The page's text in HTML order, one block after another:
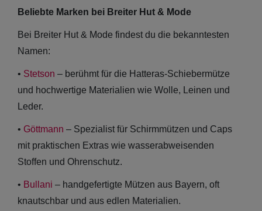
Sale: Caps
Baseball
Caps
Sale: Army
Caps
Beliebte Marken bei Breiter Hut & Mode
Bei Breiter Hut & Mode findest du die bekanntesten
Namen:
• Stetson – berühmt für die Hatteras-Schiebermütze
und hochwertige Materialien wie Wolle, Leinen und
Leder.
• Göttmann – Spezialist für Schirmmützen und Caps
mit praktischen Extras wie wasserabweisenden
Stoffen und Ohrenschutz.
• Bullani – handgefertigte Mützen aus Bayern, oft
knautschbar und aus edlen Materialien.